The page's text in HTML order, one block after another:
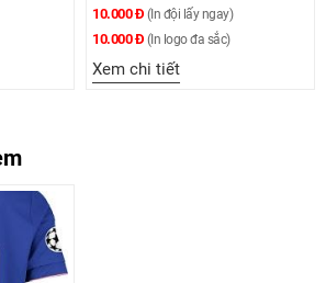
(In đội lấy ngay)
(In logo đa sắc)
Xem chi tiết